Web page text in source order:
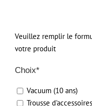
Veuillez remplir le
votre produit
Choix*
Vacuum (10 ans)
Trousse d'accessoires